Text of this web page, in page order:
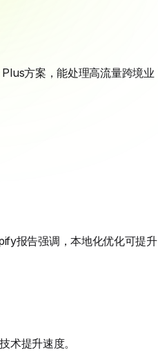
方案，能处理高流量跨境业
报告强调，本地化优化可提升
提升速度。